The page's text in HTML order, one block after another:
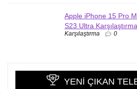
Apple iPhone 15 Pro
S23 Ultra Karşılaştırma
Karşılaştırma 0
YENI ÇIKAN